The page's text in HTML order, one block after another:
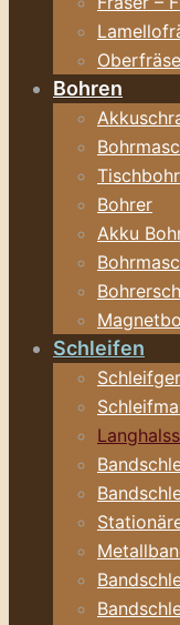
Oberfräse
Bohren
Bohrer
Akku
Schleifen